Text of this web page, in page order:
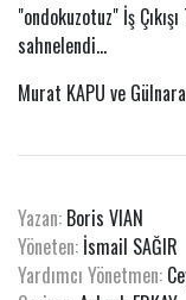
"ondokuzotuz" İş
sahnelendi...
Murat KAPU ve
Yazan: Boris VIAN
Yöneten: İsmail SAĞIR
Yardımcı Yönetmen: